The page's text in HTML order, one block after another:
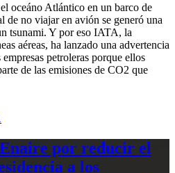
oceáno Atlántico en un barco de
de no viajar en avión se generó una
tsunami. Y por eso IATA, la
aéreas, ha lanzado una advertencia
petroleras porque ellos
de las emisiones de CO2 que
por reducir el
a los